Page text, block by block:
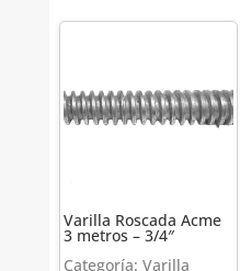
Varilla Roscada Acme
3 metros – 3/4″
Categoría: Varilla